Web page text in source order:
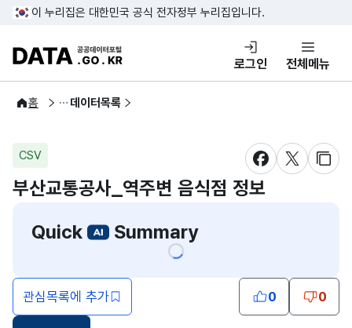
콘텐츠 바로가기
푸터 바로가기
이 누리집은 대한민국 공식 전자정부 누리집입니다.
DATA.GO.KR 공공데이터포털
로그인 전체메뉴
홈
공공데이터 데이터목록
CSV
새창 열림새창 열림
새창
부산교통공사_역주변 음식점 정보
Quick
Summary
관심목록에 추가 0 0